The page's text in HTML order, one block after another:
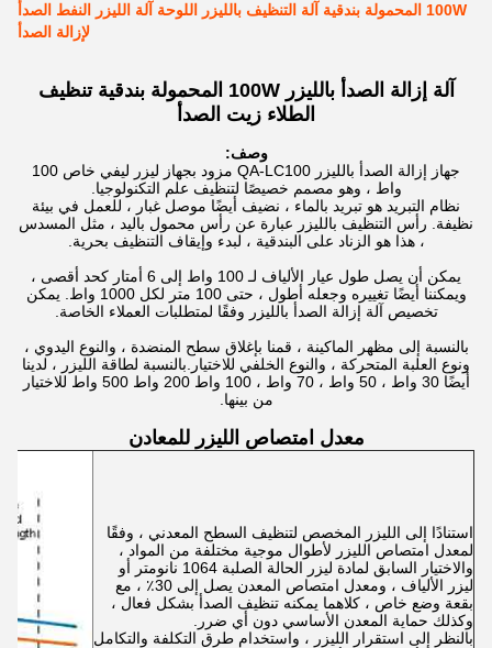
100W المحمولة بندقية آلة التنظيف بالليزر اللوحة آلة الليزر النفط الصدأ
لإزالة الصدأ
آلة إزالة الصدأ بالليزر 100W المحمولة بندقية تنظيف
الطلاء زيت الصدأ
وصف:
جهاز إزالة الصدأ بالليزر QA-LC100 مزود بجهاز ليزر ليفي خاص 100
واط ، وهو مصمم خصيصًا لتنظيف علم التكنولوجيا.
نظام التبريد هو تبريد بالماء ، نضيف أيضًا موصل غبار ، للعمل في بيئة
نظيفة. رأس التنظيف بالليزر عبارة عن رأس محمول باليد ، مثل المسدس
، هذا هو الزناد على البندقية ، لبدء وإيقاف التنظيف بحرية.
يمكن أن يصل طول عيار الألياف لـ 100 واط إلى 6 أمتار كحد أقصى ،
ويمكننا أيضًا تغييره وجعله أطول ، حتى 100 متر لكل 1000 واط. يمكن
تخصيص آلة إزالة الصدأ بالليزر وفقًا لمتطلبات العملاء الخاصة.
بالنسبة إلى مظهر الماكينة ، قمنا بإغلاق سطح المنضدة ، والنوع اليدوي ،
ونوع العلبة المتحركة ، والنوع الخلفي للاختيار.بالنسبة لطاقة الليزر ، لدينا
أيضًا 30 واط ، 50 واط ، 70 واط ، 100 واط 200 واط 500 واط للاختيار
من بينها.
معدل امتصاص الليزر للمعادن
استنادًا إلى الليزر المخصص لتنظيف السطح المعدني ، وفقًا
لمعدل امتصاص الليزر لأطوال موجية مختلفة من المواد ،
والاختيار السابق لمادة ليزر الحالة الصلبة 1064 نانومتر أو
ليزر الألياف ، ومعدل امتصاص المعدن يصل إلى 30٪ ، مع
بقعة وضع خاص ، كلاهما يمكنه تنظيف الصدأ بشكل فعال ،
وكذلك حماية المعدن الأساسي دون أي ضرر.
بالنظر إلى استقرار الليزر ، واستخدام طرق التكلفة والتكامل